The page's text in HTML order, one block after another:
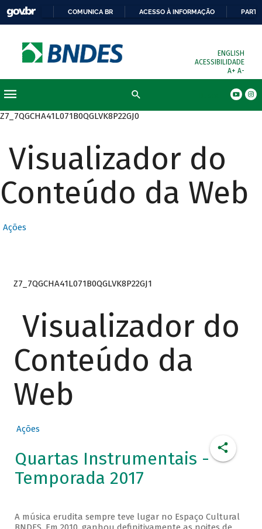
COMUNICA BR ACESSO À INFORMAÇÃO
ENGLISH
ACESSIBILIDADE
A+ A-
Z7_7QGCHA41L071B0QGLVK8P22GJ0
Visualizador do
Conteúdo da Web
Ações
Z7_7QGCHA41L071B0QGLVK8P22GJ1
Visualizador do
Conteúdo da
Web
Ações
Quartas Instrumentais -
Temporada 2017
A música erudita sempre teve lugar no Espaço Cultural